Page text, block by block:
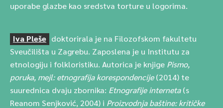
uporabe glazbe kao sredstva torture u logorima.
Iva Pleše doktorirala je na Filozofskom fakultetu
Sveučilišta u Zagrebu. Zaposlena je u Institutu za
etnologiju i folkloristiku. Autorica je knjige Pismo,
poruka, mejl: etnografija korespondencije(2014) te
suurednica dvaju zbornika: Etnografije interneta(s
Reanom Senjković, 2004) i Proizvodnja baštine: kritičke